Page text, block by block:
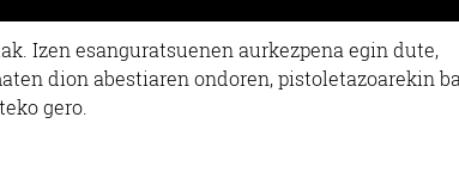
Izen esanguratsuenen aurkezpena egin dute,
dion abestiaren ondoren, pistoletazoarekin
gero.